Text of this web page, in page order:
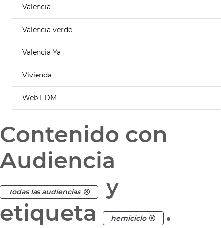
Valencia
Valencia verde
Valencia Ya
Vivienda
Web FDM
Contenido con
Audiencia
Todas las audiencias
y
etiqueta
hemiciclo .